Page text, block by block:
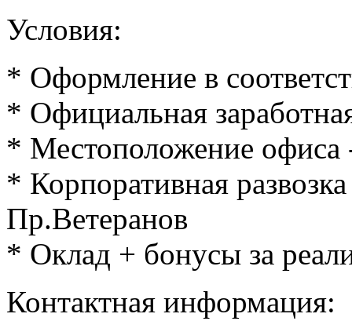
Условия:
* Оформление в
* Официальная
* Местоположение офиса
* Корпоративная
Пр.Ветеранов
* Оклад + бонусы за
Контактная информация: